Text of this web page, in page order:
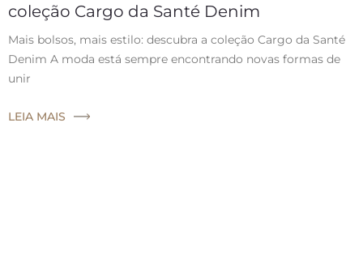
coleção Cargo da Santé Denim
Mais bolsos, mais estilo: descubra a coleção Cargo da Santé
Denim A moda está sempre encontrando novas formas de
unir
LEIA MAIS